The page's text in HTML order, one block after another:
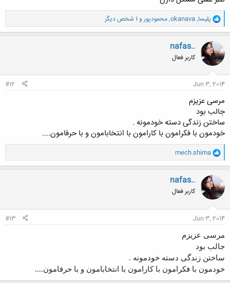
و
ا
ک
ن
ش
ه
ا
پلیسا,
okanava
,محمودپور و 1 شخص دیگر
nafas..
کاربر فعال
Jun 3, 2014
#12
مرسی عزیزم
جالب بود
ساختن زندگی دسته خودمونه .
خودمون با فکرامون با کارامون با انتخابامون و با حرفامون....
و
ا
ک
ن
ش
ه
ا
mech.shima
nafas..
کاربر فعال
Jun 3, 2014
#13
مرسی عزیزم
جالب بود
ساختن زندگی دسته خودمونه .
خودمون با فکرامون با کارامون با انتخابامون و با حرفامون....